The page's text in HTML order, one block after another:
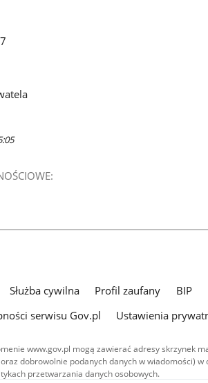
Służba cywilna Profil zaufany BIP
serwisu Gov.pl
Ustawienia
www.gov.pl mogą zawierać adresy skrzynek
dobrowolnie podanych danych w wiadomości)
przetwarzania danych osobowych.